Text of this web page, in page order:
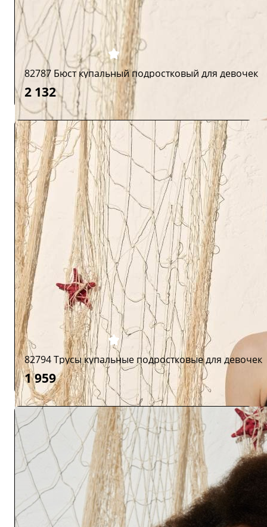
82787 Бюст купальный подростковый для девочек
2 132
82794 Трусы купальные подростковые для девочек
1 959